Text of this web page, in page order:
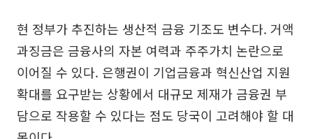
현 정부가 추진하는 생산적 금융 기조도 변수다. 거액
과징금은 금융사의 자본 여력과 주주가치 논란으로
이어질 수 있다. 은행권이 기업금융과 혁신산업 지원
확대를 요구받는 상황에서 대규모 제재가 금융권 부
담으로 작용할 수 있다는 점도 당국이 고려해야 할 대